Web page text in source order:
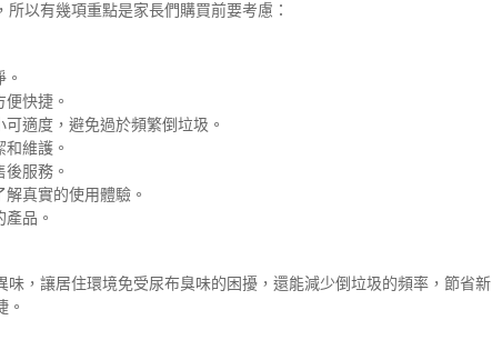
以有幾項重點是家長們購買前要考慮：
快捷。
適度，避免過於頻繁倒垃圾。
維護。
服務。
真實的使用體驗。
品。
，讓居住環境免受尿布臭味的困擾，還能減少倒垃圾的頻率，節省新
。